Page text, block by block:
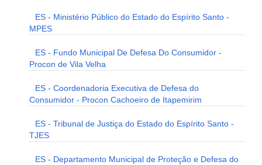
ES - Ministério Público do Estado do Espírito Santo -
MPES
ES - Fundo Municipal De Defesa Do Consumidor -
Procon de Vila Velha
ES - Coordenadoria Executiva de Defesa do
Consumidor - Procon Cachoeiro de Itapemirim
ES - Tribunal de Justiça do Estado do Espírito Santo -
TJES
ES - Departamento Municipal de Proteção e Defesa do